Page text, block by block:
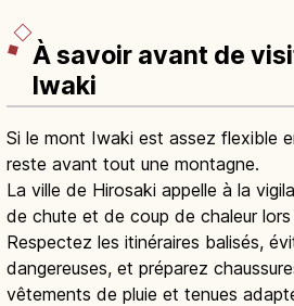
À savoir avant de
Iwaki
Si le mont Iwaki est assez flexible
reste avant tout une montagne.
La ville de Hirosaki appelle à la
de chute et de coup de chaleur
Respectez les itinéraires balisés,
dangereuses, et préparez
vêtements de pluie et tenues